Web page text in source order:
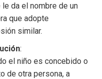
le da el nombre de un
que adopte
similar.
:
el niño es concebido o
de otra persona, a